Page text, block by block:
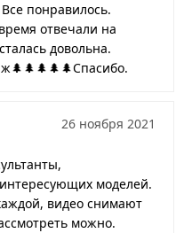
понравилось.
отвечали на
довольна.
26 ноября 2021
моделей.
видео снимают
можно.